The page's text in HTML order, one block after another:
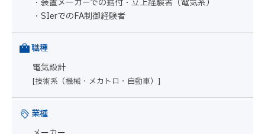
・装置メーカーでの据付・立上経験者（電気系）
・SIerでのFA制御経験者
職種
電気設計
[技術系（機械・メカトロ・自動車）]
業種